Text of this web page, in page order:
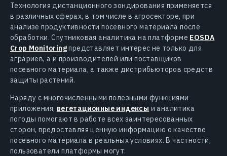
Технология дистанционного зондирования применяется
в различных сферах, в том числе в агросекторе, при
анализе продуктивности посевного материала после
обработки. Спутниковая аналитика на платформе EOSDA
Crop Monitoringпредставляет интерес не только для
аграриев, а и производителей или поставщиков
посевного материала, а также дистрибьюторов средств
защиты растений.
Наряду с многочисленными полезными функциями
приложения, вегетационные индексы и аналитика
погоды помогают в работе всех заинтересованных
сторон, предоставляя ценную информацию о качестве
посевного материала в реальных условиях. В частности,
пользователи платформы могут: